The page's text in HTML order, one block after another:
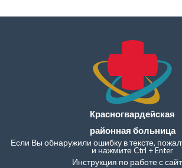
Красногвардейская
районная больница
Если Вы обнаружили ошибку в тексте,
и нажмите Ctrl + Enter
Инструкция по работе с